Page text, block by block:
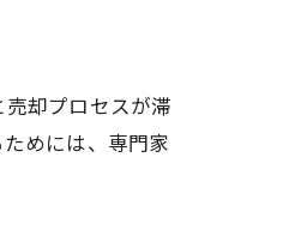
却プロセスが滞
めには、専門家